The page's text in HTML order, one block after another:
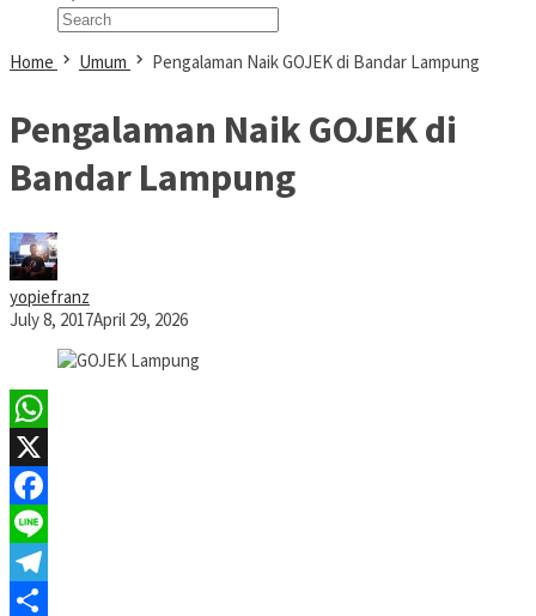
Home Umum Pengalaman Naik GOJEK di Bandar Lampung
Pengalaman Naik GOJEK di
Bandar Lampung
yopiefranz
July 8, 2017April 29, 2026
WhatsApp
X
Facebook
Line
Telegram